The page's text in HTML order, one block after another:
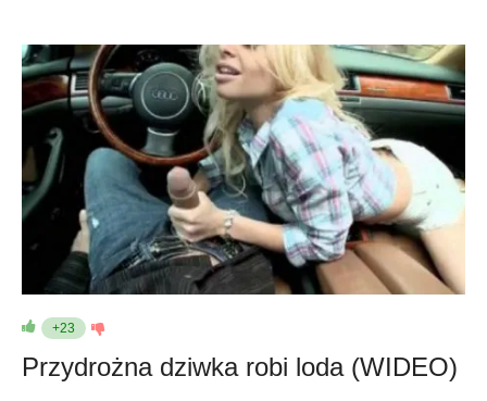
+23
Przydrożna dziwka robi loda (WIDEO)